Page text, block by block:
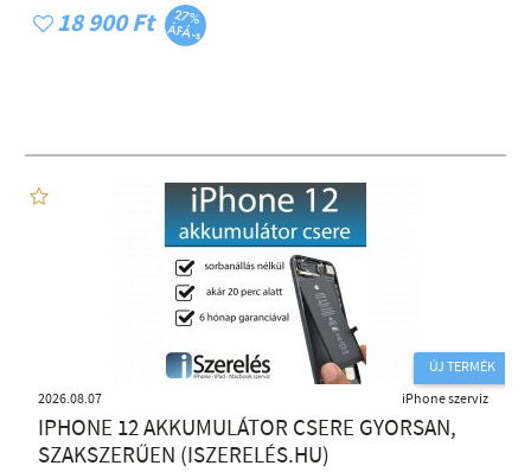
18 900 Ft
ÚJ TERMÉK
2026.08.07
iPhone szerviz
IPHONE 12 AKKUMULÁTOR CSERE GYORSAN,
SZAKSZERŰEN (ISZERELÉS.HU)